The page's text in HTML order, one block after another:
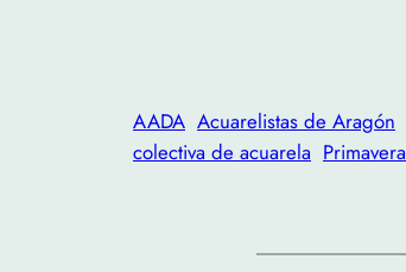
AADA Acuarelistas de Aragón
colectiva de acuarela Primavera